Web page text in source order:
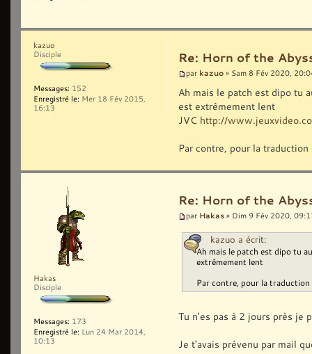
Re: Horn of the
par kazuo » Sam 8 Fév 2020,
Ah mais le patch est dipo tu
est extrêmement lent
JVC http://
Par contre, pour la
kazuo
Disciple
Messages: 152
Enregistré le: Mer 18 Fév 2015,
16:13
Re: Horn of the
par Hakas » Dim 9 Fév 2020,
kazuo a écrit:
Ah mais le patch est dipo tu
extrêmement lent
Par contre, pour la traduction
Tu n'es pas à 2 jours près je
Je t'avais prévenu par mail
Hakas
Disciple
Messages: 173
Enregistré le: Lun 24 Mar 2014,
10:13